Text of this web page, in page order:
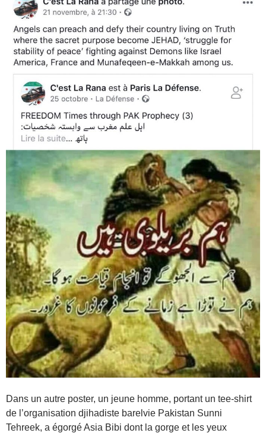
Dans un autre poster, un jeune homme, portant un tee-shirt
de l’organisation djihadiste barelvie Pakistan Sunni
Tehreek, a égorgé Asia Bibi dont la gorge et les yeux